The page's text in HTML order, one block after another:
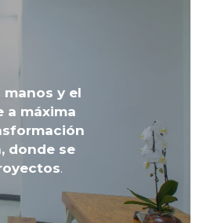
manos y el
a máxima
donde se
.